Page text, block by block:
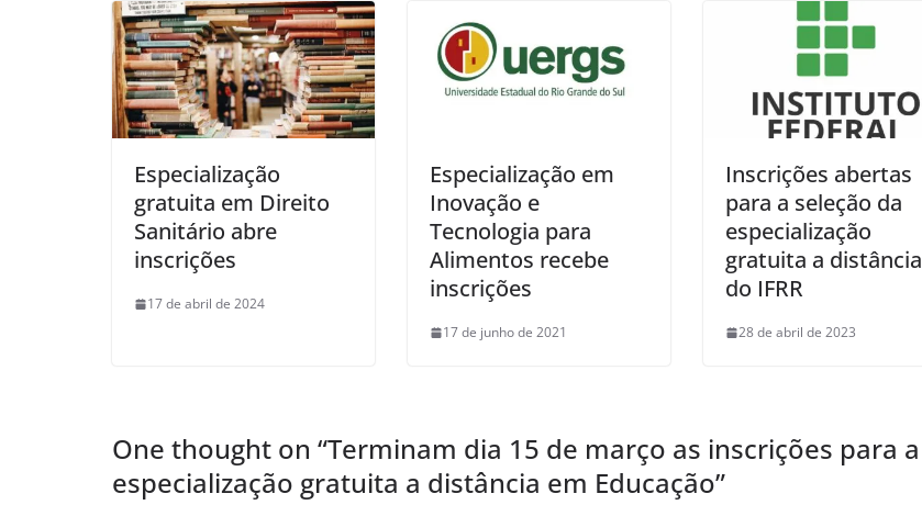
Especialização
gratuita em Direito
Sanitário abre
inscrições
17 de abril de 2024
Especialização em
Inovação e
Tecnologia para
Alimentos recebe
inscrições
17 de junho de 2021
Inscrições abertas
para a seleção da
especialização
gratuita a distância
do IFRR
28 de abril de 2023
One thought on “Terminam dia 15 de março as inscrições para a
especialização gratuita a distância em Educação”